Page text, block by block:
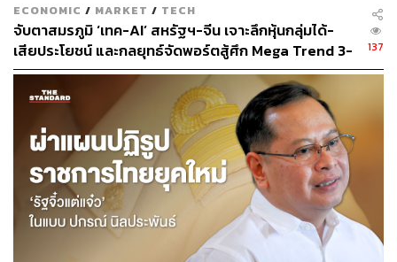
1. การสร้างคำสั่ง หรือ Prompt ที่มีประสิทธิภาพ ช่วยให้
เกิดการทำงานอัตโนมัติอย่างแท้จริง:
Prompt ที่เราส่งไปยังโมเดล Generative AI นั้นมีอิทธิพลอย่าง
มาก และมีศักยภาพในการกำหนดทิศทางของผลลัพธ์ได้
หลากหลายล้านรูปแบบ รวมถึงสามารถคาดเดาผลลัพธ์ที่อาจ
เกิดขึ้นได้ในเวลาใกล้เคียงกับเวลาจริงนั้น จะช่วยให้องค์กร
มั่นใจว่าจะได้รับผลลัพธ์จากการใช้ AI ตรงตามที่ต้องการ
นอกจากนี้ยังเปิดโอกาสให้สามารถปรับแต่งและแก้ไข
Prompt เพื่อให้ได้ผลลัพธ์ที่มีประโยชน์ แม่นยำ และเกี่ยวข้อง
ECONOMIC / MARKET / TECH
จับตาสมรภูมิ ‘เทค-AI’ สหรัฐฯ-จีน เจาะลึกหุ้นกลุ่มได้-
เสียประโยชน์ และกลยุทธ์จัดพอร์ตสู้ศึก Mega Trend 3-
5 ปีข้างหน้า
137